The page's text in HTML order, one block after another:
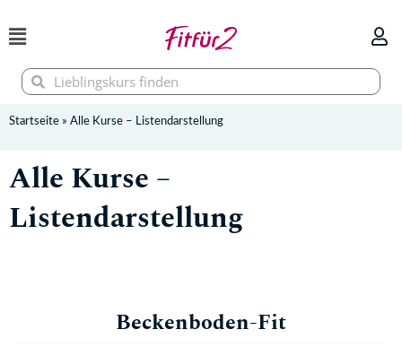
Inhalt
springen
SucheSuche
Startseite » Alle Kurse – Listendarstellung
Alle Kurse –
Listendarstellung
Beckenboden-Fit